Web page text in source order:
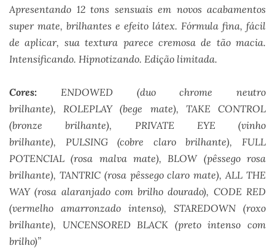
Apresentando 12 tons sensuais em novos acabamentos
super mate, brilhantes e efeito látex. Fórmula fina, fácil
de aplicar, sua textura parece cremosa de tão macia.
Intensificando. Hipnotizando. Edição limitada.
Cores: ENDOWED (duo chrome neutro
brilhante), ROLEPLAY (bege mate), TAKE CONTROL
(bronze brilhante), PRIVATE EYE (vinho
brilhante), PULSING (cobre claro brilhante), FULL
POTENCIAL (rosa malva mate), BLOW (pêssego rosa
brilhante), TANTRIC (rosa pêssego claro mate), ALL THE
WAY (rosa alaranjado com brilho dourado), CODE RED
(vermelho amarronzado intenso), STAREDOWN (roxo
brilhante), UNCENSORED BLACK (preto intenso com
brilho)”